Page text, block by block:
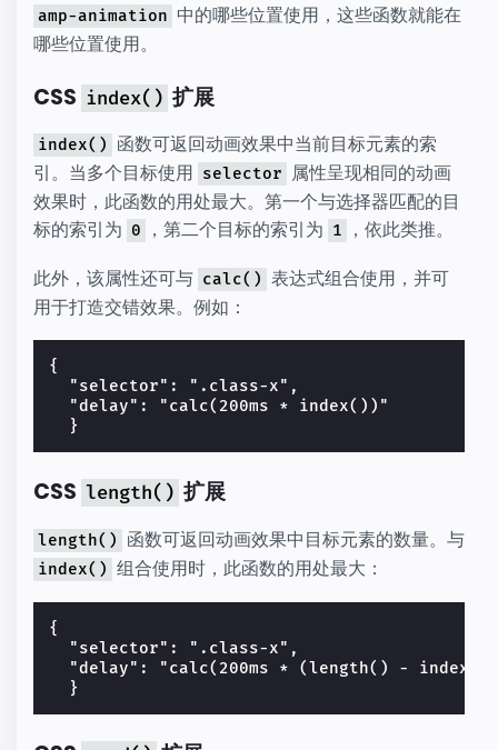
amp-animation 中的哪些位置使用，这些函数就能在
哪些位置使用。
CSS index() 扩展
index()
函数可返回动画效果中当前目标元素的索
引。当多个目标使用 selector
属性呈现相同的动画
效果时，此函数的用处最大。第一个与选择器匹配的目
标的索引为 0 ，第二个目标的索引为 1
，依此类推。
此外，该属性还可与 calc() 表达式组合使用，并可
用于打造交错效果。例如：
{
  "selector": ".class-x",
  "delay": "calc(200ms * index())"
  }
CSS length() 扩展
length() 函数可返回动画效果中目标元素的数量。与
index() 组合使用时，此函数的用处最大：
{
  "selector": ".class-x",
"delay": "calc(200ms * (length() -
  }